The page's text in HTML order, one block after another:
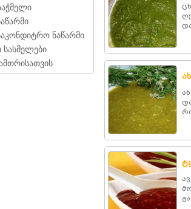
ნაწარმი
სასმელები